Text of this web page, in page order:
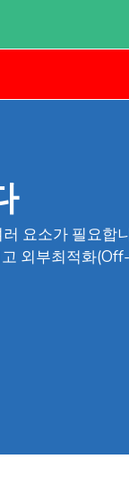
요소가 필요합
외부최적화